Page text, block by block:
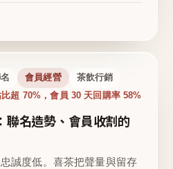
會員經營 茶飲行銷
超 70%，會員 30 天回購率 58%
聯名造勢、會員收割的
誠度低。喜茶把聲量與留存